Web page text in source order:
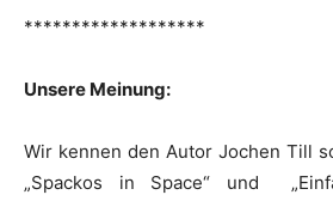
*******************
Unsere Meinung:
Wir kennen den Autor Jochen Till
„Spackos in Space“ und